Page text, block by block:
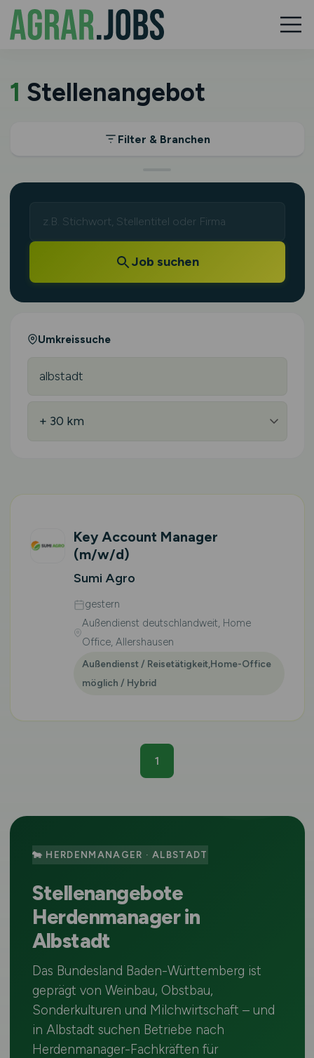
1 Stellenangebot
Filter & Branchen
Job suchen
Umkreissuche
Key Account Manager
(m/w/d)
Sumi Agro
gestern
Außendienst deutschlandweit, Home
Office, Allershausen
Außendienst / Reisetätigkeit,Home-Office
möglich / Hybrid
1
🐄 HERDENMANAGER · ALBSTADT
Stellenangebote
Herdenmanager in
Albstadt
Das Bundesland Baden-Württemberg ist
geprägt von Weinbau, Obstbau,
Sonderkulturen und Milchwirtschaft – und
in Albstadt suchen Betriebe nach
Herdenmanager-Fachkräften für